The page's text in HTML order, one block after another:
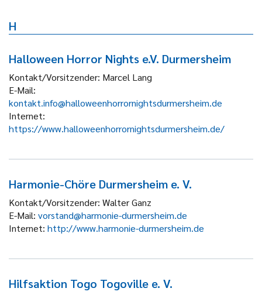
H
Halloween Horror Nights e.V. Durmersheim
Kontakt/Vorsitzender: Marcel Lang
E-Mail:
kontakt.info@halloweenhorrornightsdurmersheim.de
Internet:
https://www.halloweenhorrornightsdurmersheim.de/
Harmonie-Chöre Durmersheim e. V.
Kontakt/Vorsitzender: Walter Ganz
E-Mail: vorstand@harmonie-durmersheim.de
Internet: http://www.harmonie-durmersheim.de
Hilfsaktion Togo Togoville e. V.